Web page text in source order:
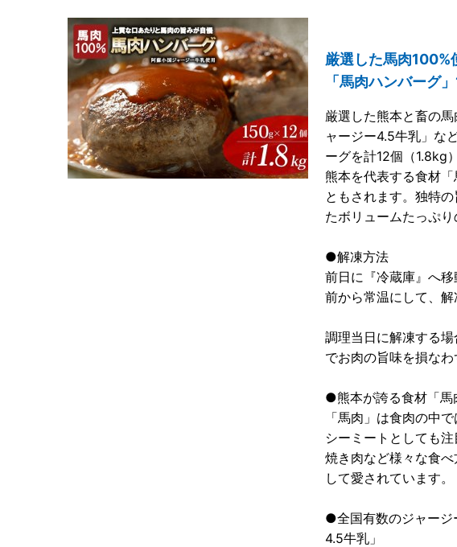
厳選した馬肉100%
「馬肉ハンバーグ
厳選した熊本と畜の
ャージー4.5牛乳」な
ーグを計12個（1.8kg
熊本を代表する食材
ともされます。独特
たボリュームたっぷ
●解凍方法
前日に『冷蔵庫』へ
前から常温にして、解
調理当日に解凍する
でお肉の旨味を損な
●熊本が誇る食材「馬
「馬肉」は食肉の中
シーミートとしても
焼き肉など様々な食
して愛されています。
●全国有数のジャージ
4.5牛乳」